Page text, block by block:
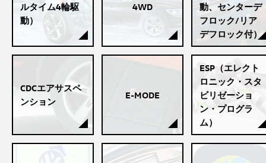
ルタイム4輪駆
動）
4WD
動、センターデ
フロック/リア
デフロック付）
CDCエアサスペ
ンション
E-MODE
ESP（エレクト
ロニック・スタ
ビリゼーショ
ン・プログラ
ム）